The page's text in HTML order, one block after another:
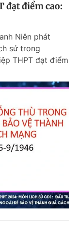
đạt điểm cao:
Niên phát
sử trong
THPT đạt điểm